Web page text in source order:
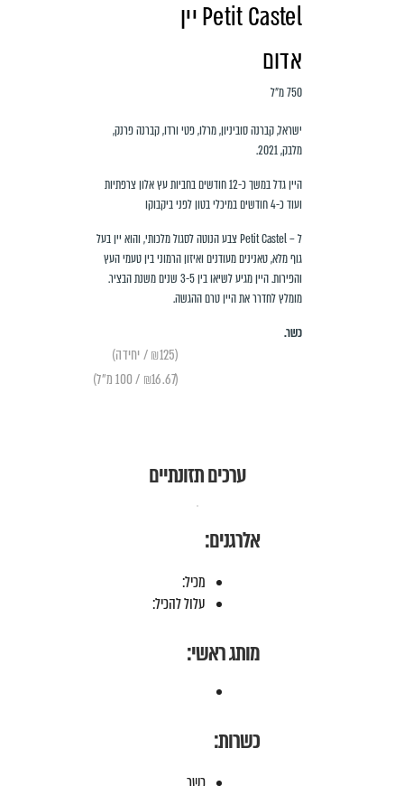
Petit Castel יין
אדום
750 מ״ל
ישראל, קברנה סוביניון, מרלו, פטי ורדו, קברנה פרנק,
מלבק, 2021.
היין גדל במשך כ-12 חודשים בחביות עץ אלון צרפתיות
ועוד כ-4 חודשים במיכלי בטון לפני ביקבוקו
ל – Petit Castel צבע הנוטה לסגול מלכותי, והוא יין בעל
גוף מלא, טאנינים מעודנים ואיזון הרמוני בין טעמי העץ
והפירות. היין מגיע לשיאו בין 3-5 שנים משנת הבציר.
מומלץ לחדרר את היין טרם ההגשה.
כשר.
(₪125 / יחידה)
(₪16.67 / 100 מ״ל)
ערכים תזונתיים
אלרגנים:
מכיל:
עלול להכיל:
מותג ראשי:
כשרות: